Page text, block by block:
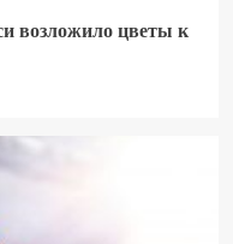
возложило цветы к